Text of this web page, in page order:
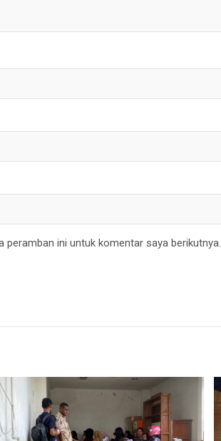
peramban ini untuk komentar saya berikutnya.